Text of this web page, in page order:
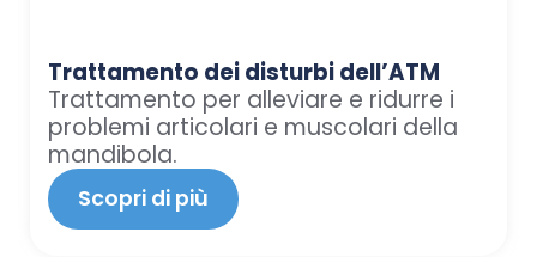
Trattamento dei disturbi dell’ATM
Trattamento per alleviare e ridurre i
problemi articolari e muscolari della
mandibola.
Scopri di più